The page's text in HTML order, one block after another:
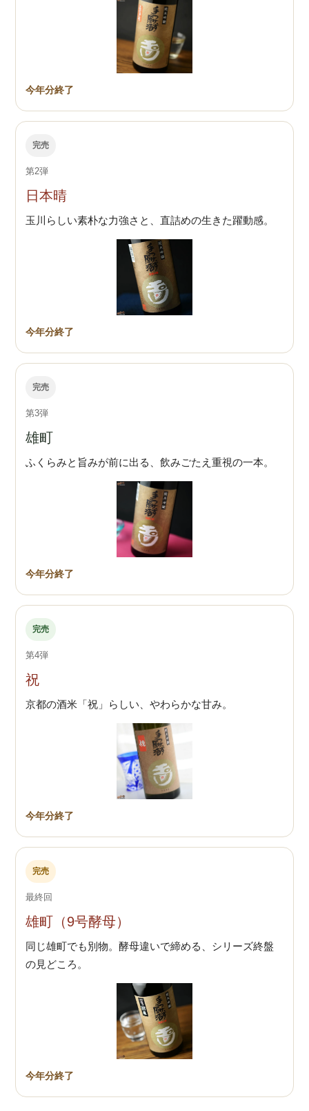
今年分終了
完売
第2弾
日本晴
玉川らしい素朴な力強さと、直詰めの生きた躍動感。
今年分終了
完売
第3弾
雄町
ふくらみと旨みが前に出る、飲みごたえ重視の一本。
今年分終了
完売
第4弾
祝
京都の酒米「祝」らしい、やわらかな甘み。
今年分終了
完売
最終回
雄町（9号酵母）
同じ雄町でも別物。酵母違いで締める、シリーズ終盤
の見どころ。
今年分終了